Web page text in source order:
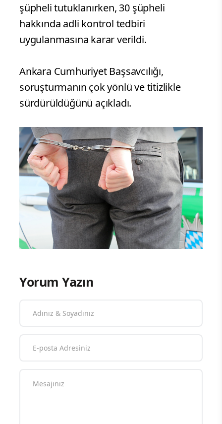
şüpheli tutuklanırken, 30 şüpheli
hakkında adli kontrol tedbiri
uygulanmasına karar verildi.
Ankara Cumhuriyet Başsavcılığı,
soruşturmanın çok yönlü ve titizlikle
sürdürüldüğünü açıkladı.
Yorum Yazın